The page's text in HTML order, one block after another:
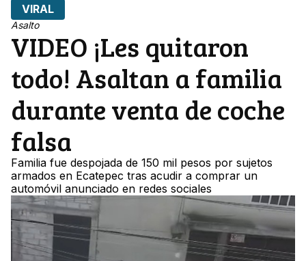
VIRAL
Asalto
VIDEO ¡Les quitaron
todo! Asaltan a familia
durante venta de coche
falsa
Familia fue despojada de 150 mil pesos por sujetos
armados en Ecatepec tras acudir a comprar un
automóvil anunciado en redes sociales